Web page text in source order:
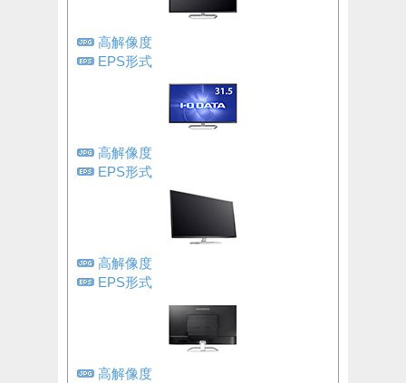
高解像度
EPS形式
高解像度
EPS形式
高解像度
EPS形式
高解像度